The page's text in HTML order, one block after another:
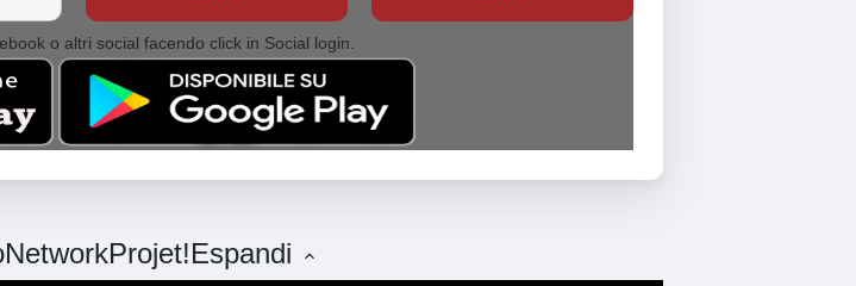
o altri social facendo click in Social login.
Espandi